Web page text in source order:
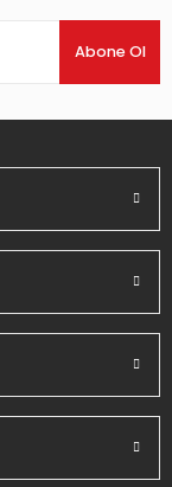
Abone Ol